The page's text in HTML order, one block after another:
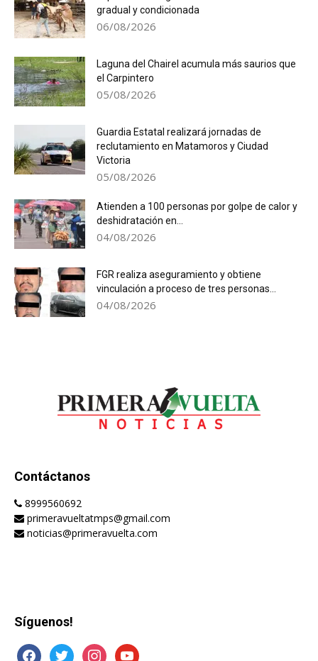
gradual y condicionada
06/08/2026
Laguna del Chairel acumula más saurios que
el Carpintero
05/08/2026
Guardia Estatal realizará jornadas de
reclutamiento en Matamoros y Ciudad
Victoria
05/08/2026
Atienden a 100 personas por golpe de calor y
deshidratación en...
04/08/2026
FGR realiza aseguramiento y obtiene
vinculación a proceso de tres personas...
04/08/2026
Contáctanos
8999560692
primeravueltatmps@gmail.com
noticias@primeravuelta.com
Síguenos!
facebooktwitter instagramyoutube